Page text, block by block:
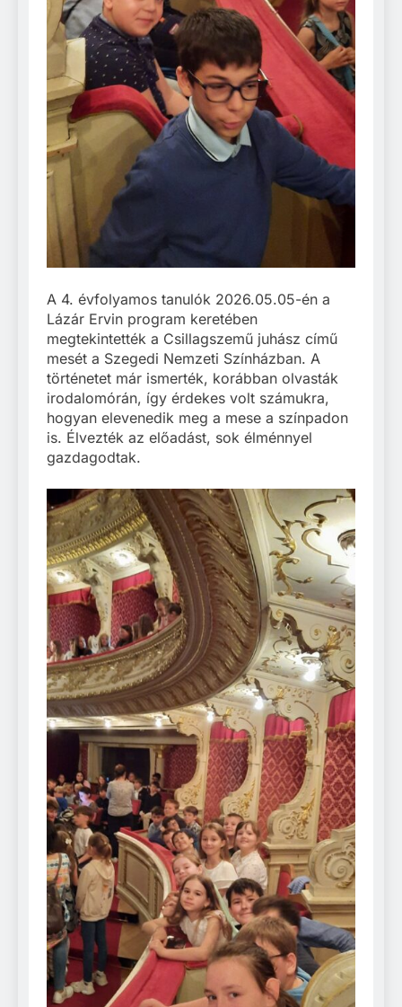
A 4. évfolyamos tanulók 2026.05.05-én a
Lázár Ervin program keretében
megtekintették a Csillagszemű juhász című
mesét a Szegedi Nemzeti Színházban. A
történetet már ismerték, korábban olvasták
irodalomórán, így érdekes volt számukra,
hogyan elevenedik meg a mese a színpadon
is. Élvezték az előadást, sok élménnyel
gazdagodtak.